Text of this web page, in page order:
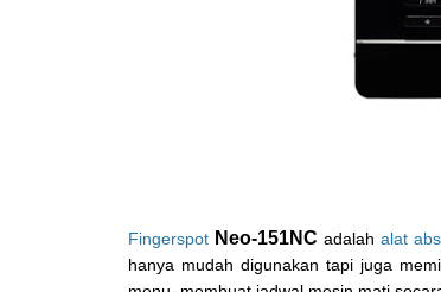
Fingerspot Neo-151NC adalahalat
hanya mudah digunakan tapi juga